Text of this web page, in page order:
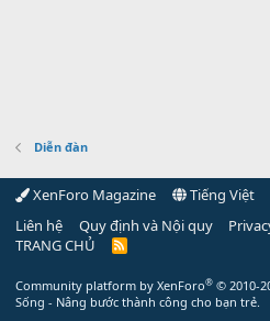
Diễn đàn
XenForo Magazine
Tiếng Việt
Liên hệ
Quy định và Nội quy
TRANG CHỦ
R
Community platform by XenForo® © 2010-
Sống - Nâng bước thành công cho bạn trẻ.